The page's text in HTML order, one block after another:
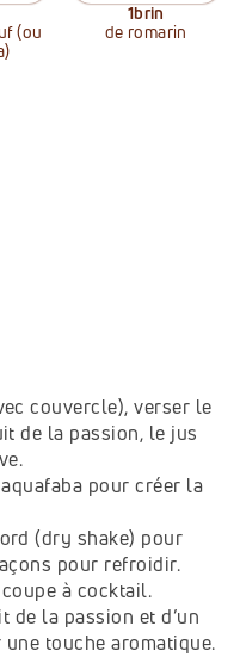
(ou
1brin
de romarin
couvercle), verser le
de la passion, le jus
pour créer la
(dry shake) pour
pour refroidir.
à cocktail.
de la passion et d’un
touche aromatique.